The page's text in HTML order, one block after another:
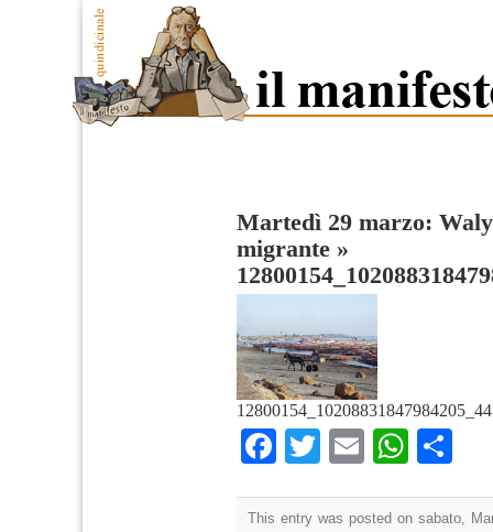
Martedì 29 marzo:
migrante »
Facebook
TwitterEmail
This entry was posted on sabato,